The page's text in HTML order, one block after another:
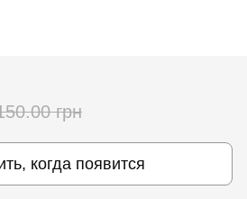
грн
когда появится